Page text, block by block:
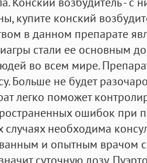
купите конский
в данном препарате
стали ее основным
во всем мире.
Больше не будет
легко поможет
ошибок при
необходима
и опытным врачом
суточную дозу.